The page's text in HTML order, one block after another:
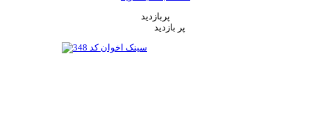
پربازدید
پر بازدید